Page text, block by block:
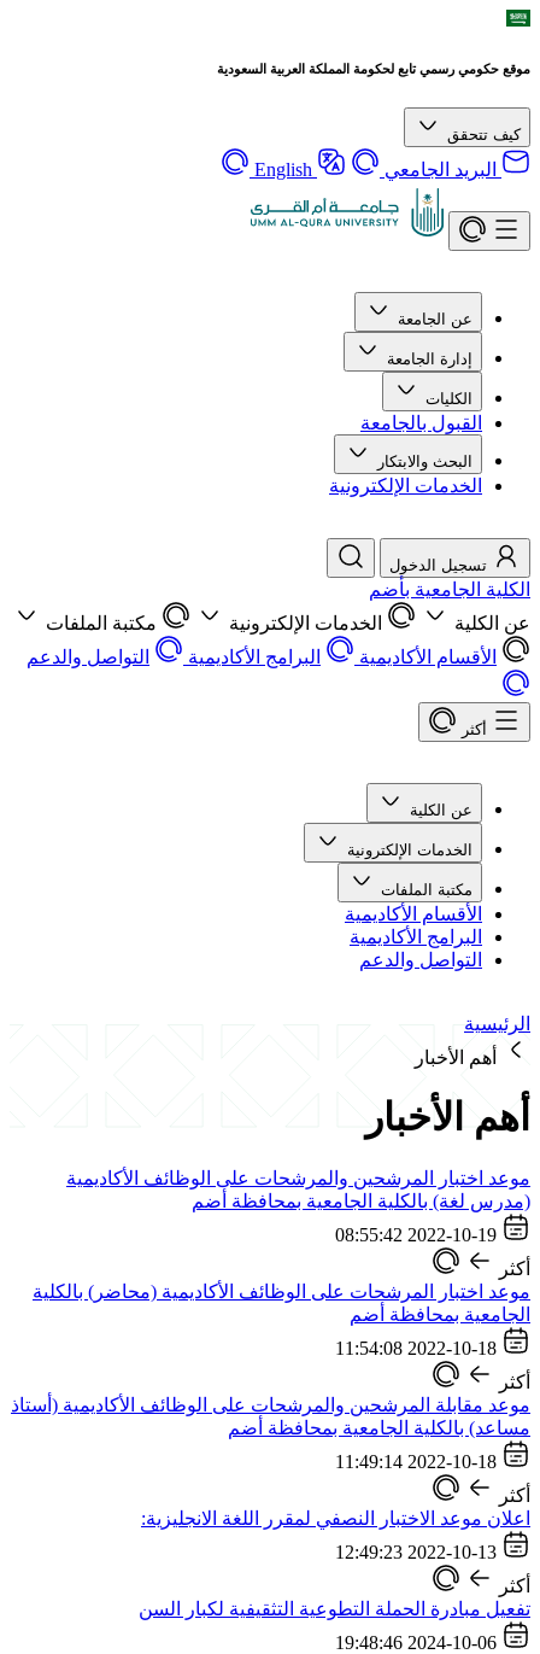
موقع حكومي رسمي تابع لحكومة المملكة العربية السعودية
كيف تتحقق
البريد الجامعي English
عن الجامعة
إدارة الجامعة
الكليات
القبول بالجامعة
البحث والابتكار
الخدمات الإلكترونية
تسجيل الدخول
الكلية الجامعية بأضم
عن الكلية
الخدمات الإلكترونية
مكتبة الملفات
الأقسام الأكاديمية
البرامج الأكاديمية التواصل والدعم
أكثر
عن الكلية
الخدمات الإلكترونية
مكتبة الملفات
الأقسام الأكاديمية
البرامج الأكاديمية
التواصل والدعم
الرئيسية
أهم الأخبار
أهم الأخبار
موعد اختبار المرشحين والمرشحات على الوظائف الأكاديمية
(مدرس لغة) بالكلية الجامعية بمحافظة أضم
2022-10-19 08:55:42
أكثر
موعد اختبار المرشحات على الوظائف الأكاديمية (محاضر) بالكلية
الجامعية بمحافظة أضم
2022-10-18 11:54:08
أكثر
موعد مقابلة المرشحين والمرشحات على الوظائف الأكاديمية (أستاذ
مساعد) بالكلية الجامعية بمحافظة أضم
2022-10-18 11:49:14
أكثر
اعلان موعد الاختبار النصفي لمقرر اللغة الانجليزية:
2022-10-13 12:49:23
أكثر
تفعيل مبادرة الحملة التطوعية التثقيفية لكبار السن
2024-10-06 19:48:46